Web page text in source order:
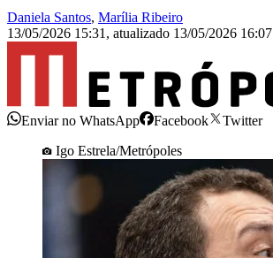
Daniela Santos, Marília Ribeiro
13/05/2026 15:31 , atualizado 13/05/2026 16:07
Enviar no WhatsApp Facebook
Twitter
Igo Estrela/Metrópoles